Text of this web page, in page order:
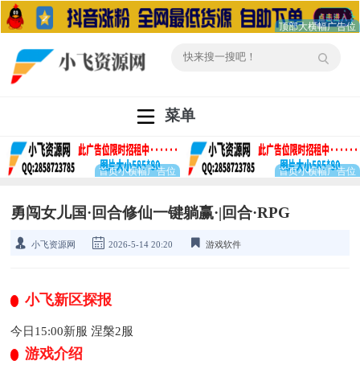
菜单
勇闯女儿国·回合修仙一键躺赢·|回合·RPG
小飞资源网 2026-5-14 20:20 游戏软件
小飞新区探报
今日15:00新服 涅槃2服
游戏介绍